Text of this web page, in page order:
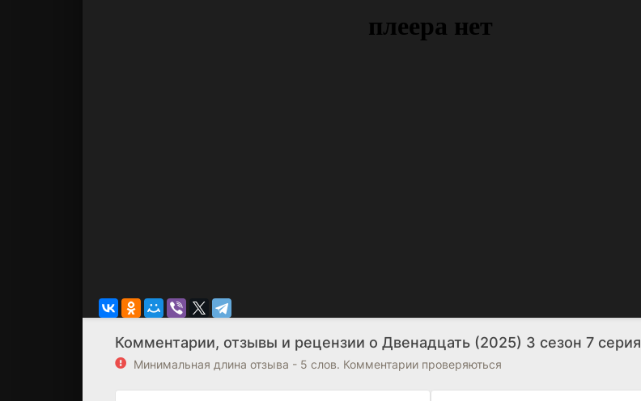
Комментарии, отзывы и рецензии о Двенадцать (2025) 3 сезон 7 серия
Минимальная длина отзыва - 5 слов. Комментарии проверяються